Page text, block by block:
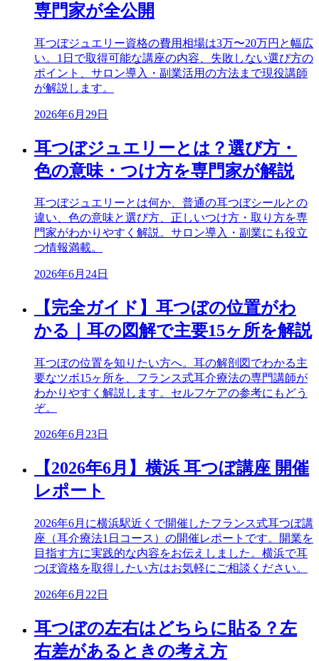
専門家が全公開
耳つぼジュエリー資格の費用相場は3万〜20万円と幅広
い。1日で取得可能な講座の内容、失敗しない選び方の
ポイント、サロン導入・副業活用の方法まで現役講師
が解説します。
2026年6月29日
耳つぼジュエリーとは？選び方・
色の意味・つけ方を専門家が解説
耳つぼジュエリーとは何か、普通の耳つぼシールとの
違い、色の意味と選び方、正しいつけ方・取り方を専
門家がわかりやすく解説。サロン導入・副業にも役立
つ情報満載。
2026年6月24日
【完全ガイド】耳つぼの位置がわ
かる｜耳の図解で主要15ヶ所を解説
耳つぼの位置を知りたい方へ。耳の解剖図でわかる主
要なツボ15ヶ所を、フランス式耳介療法の専門講師が
わかりやすく解説します。セルフケアの参考にもどう
ぞ。
2026年6月23日
【2026年6月】横浜 耳つぼ講座 開催
レポート
2026年6月に横浜駅近くで開催したフランス式耳つぼ講
座（耳介療法1日コース）の開催レポートです。開業を
目指す方に実践的な内容をお伝えしました。横浜で耳
つぼ資格を取得したい方はお気軽にご相談ください。
2026年6月22日
耳つぼの左右はどちらに貼る？左
右差があるときの考え方